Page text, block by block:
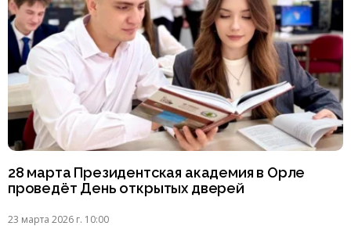
28 марта Президентская академия в Орле
проведёт День открытых дверей
23 марта 2026 г. 10:00